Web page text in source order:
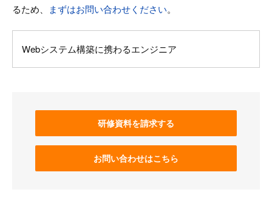
るため、
まずはお問い合わせください。
Webシステム構築に携わるエンジニア
研修資料を請求する
お問い合わせはこちら